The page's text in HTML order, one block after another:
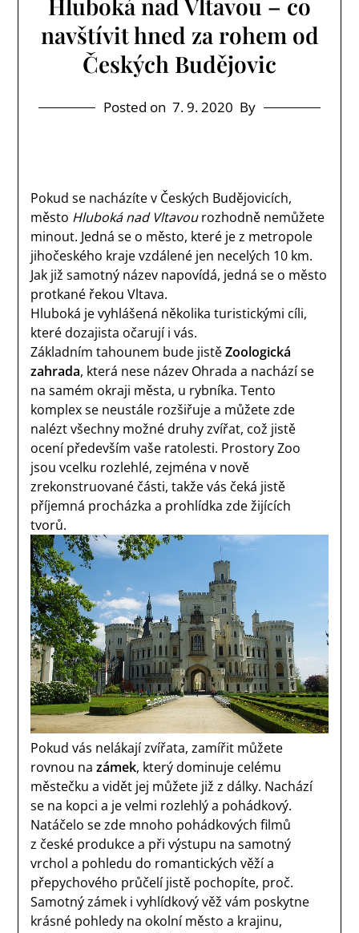
Hluboká nad Vltavou – co
navštívit hned za rohem od
Českých Budějovic
Posted on 7. 9. 2020 By
Pokud se nacházíte v Českých Budějovicích,
město Hluboká nad Vltavourozhodně nemůžete
minout. Jedná se o město, které je z metropole
jihočeského kraje vzdálené jen necelých 10 km.
Jak již samotný název napovídá, jedná se o město
protkané řekou Vltava.
Hluboká je vyhlášená několika turistickými cíli,
které dozajista očarují i vás.
Základním tahounem bude jistěZoologická
zahrada, která nese název Ohrada a nachází se
na samém okraji města, u rybníka. Tento
komplex se neustále rozšiřuje a můžete zde
nalézt všechny možné druhy zvířat, což jistě
ocení především vaše ratolesti. Prostory Zoo
jsou vcelku rozlehlé, zejména v nově
zrekonstruované části, takže vás čeká jistě
příjemná procházka a prohlídka zde žijících
tvorů.
Pokud vás nelákají zvířata, zamířit můžete
rovnou nazámek, který dominuje celému
městečku a vidět jej můžete již z dálky. Nachází
se na kopci a je velmi rozlehlý a pohádkový.
Natáčelo se zde mnoho pohádkových filmů
z české produkce a při výstupu na samotný
vrchol a pohledu do romantických věží a
přepychového průčelí jistě pochopíte, proč.
Samotný zámek i vyhlídkový věž vám poskytne
krásné pohledy na okolní město a krajinu,